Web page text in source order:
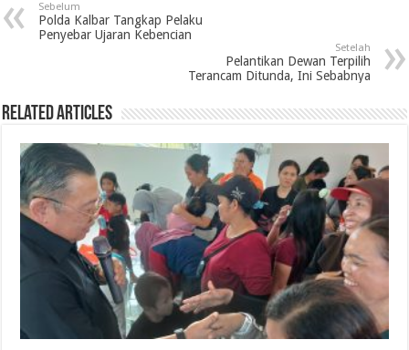
Sebelum
Polda Kalbar Tangkap Pelaku
Penyebar Ujaran Kebencian
Setelah
Pelantikan Dewan Terpilih
Terancam Ditunda, Ini Sebabnya
Related Articles